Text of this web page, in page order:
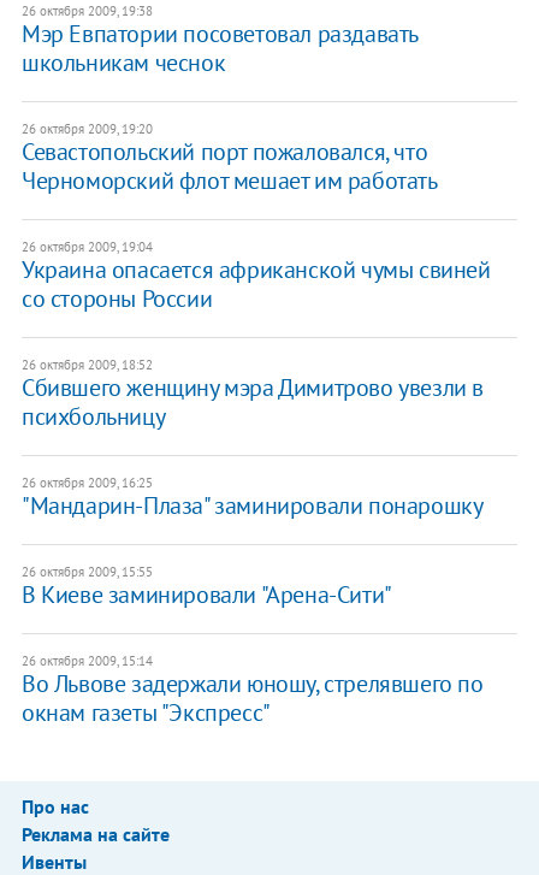
26 октября 2009, 19:38
Мэр Евпатории посоветовал раздавать
школьникам чеснок
26 октября 2009, 19:20
Севастопольский порт пожаловался, что
Черноморский флот мешает им работать
26 октября 2009, 19:04
Украина опасается африканской чумы свиней
со стороны России
26 октября 2009, 18:52
Сбившего женщину мэра Димитрово увезли в
психбольницу
26 октября 2009, 16:25
"Мандарин-Плаза" заминировали понарошку
26 октября 2009, 15:55
В Киеве заминировали "Арена-Сити"
26 октября 2009, 15:14
Во Львове задержали юношу, стрелявшего по
окнам газеты "Экспресс"
Про нас
Реклама на сайте
Ивенты